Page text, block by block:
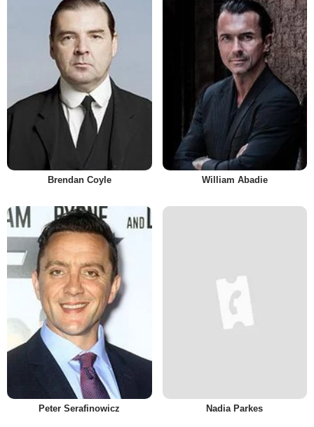
Brendan Coyle William Abadie
Peter Serafinowicz Nadia Parkes